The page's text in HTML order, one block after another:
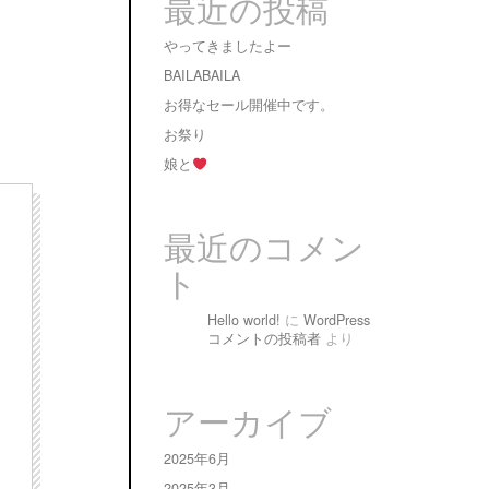
やってきましたよー
BAILABAILA
お得なセール開催中です。
お祭り
娘と
最近のコメン
ト
Hello world! に WordPress
コメントの投稿者 より
アーカイブ
2025年6月